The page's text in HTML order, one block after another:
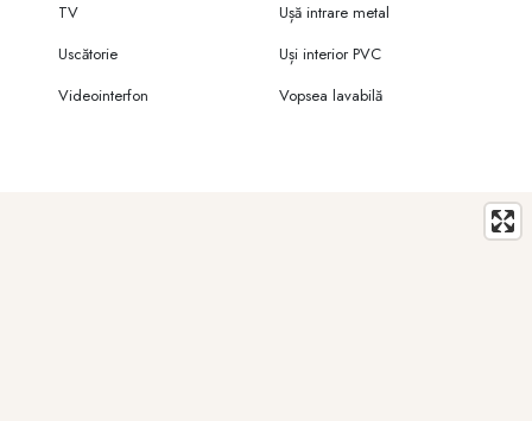
TV
Ușă intrare metal
Uscătorie
Uși interior PVC
Videointerfon
Vopsea lavabilă